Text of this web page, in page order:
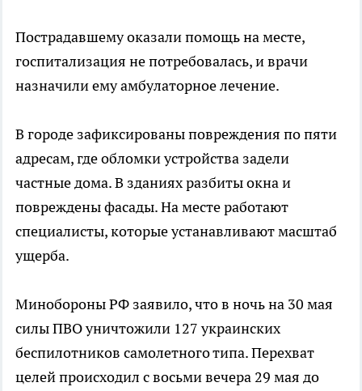
Пострадавшему оказали помощь на месте,
госпитализация не потребовалась, и врачи
назначили ему амбулаторное лечение.
В городе зафиксированы повреждения по пяти
адресам, где обломки устройства задели
частные дома. В зданиях разбиты окна и
повреждены фасады. На месте работают
специалисты, которые устанавливают масштаб
ущерба.
Минобороны РФ заявило, что в ночь на 30 мая
силы ПВО уничтожили 127 украинских
беспилотников самолетного типа. Перехват
целей происходил с восьми вечера 29 мая до